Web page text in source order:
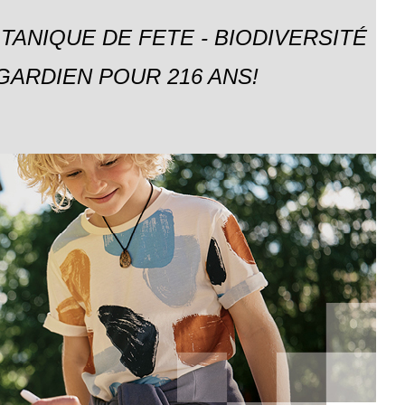
DE FETE - BIODIVERSITÉ
POUR 216 ANS!